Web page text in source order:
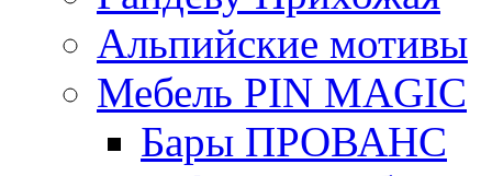
Альпийские мотивы
Мебель PIN MAGIС
Бары ПРОВАНС